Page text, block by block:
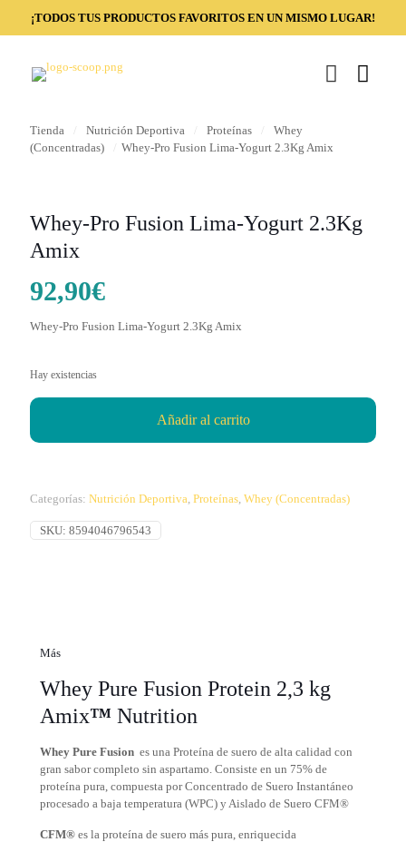
¡TODOS TUS PRODUCTOS FAVORITOS EN UN MISMO LUGAR!
Tienda Nutrición Deportiva Proteínas
Whey
(Concentradas)
Whey-Pro Fusion Lima-Yogurt 2.3Kg Amix
Whey-Pro Fusion Lima-Yogurt 2.3Kg
Amix
92,90€
Whey-Pro Fusion Lima-Yogurt 2.3Kg Amix
Hay existencias
Añadir al carrito
Categorías: Nutrición Deportiva, Proteínas, Whey (Concentradas)
SKU: 8594046796543
Más
Whey Pure Fusion Protein 2,3 kg
Amix™Nutrition
Whey Pure Fusiones una Proteína de suero de alta calidad con
gran sabor completo sin aspartamo. Consiste en un 75% de
proteína pura, compuesta por Concentrado de Suero Instantáneo
procesado a baja temperatura (WPC) y Aislado de Suero CFM®
CFM® es la proteína de suero más pura, enriquecida